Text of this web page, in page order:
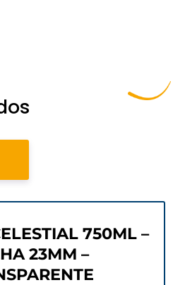
750ML –
23MM –